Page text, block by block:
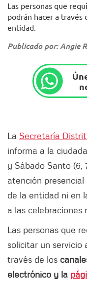
Las personas que
podrán hacer a través
entidad.
Publicado por: Angie
La Secretaría
informa a la
y Sábado Santo (6,
atención
de la entidad ni en
a las celebraciones
Las personas que
solicitar un servicio
través de los
electrónico y la